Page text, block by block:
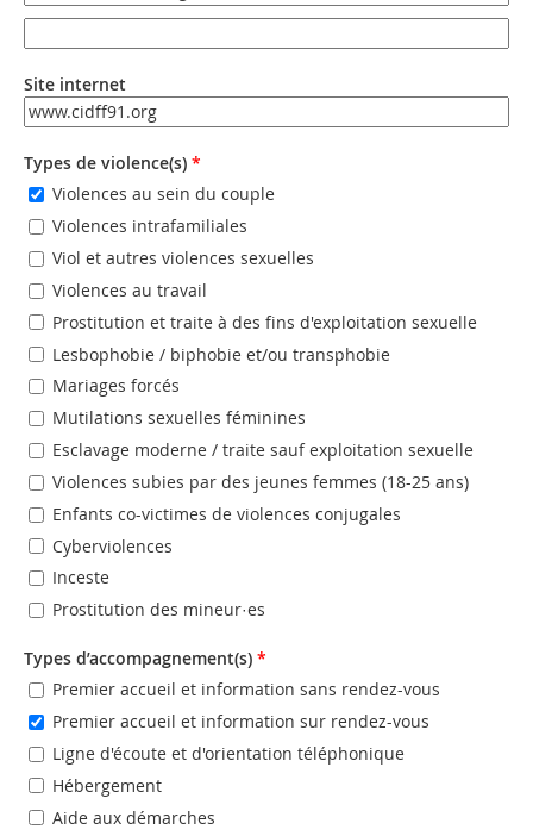
Site internet
URL
Types de violence(s) *
Violences au sein du couple
Violences intrafamiliales
Viol et autres violences sexuelles
Violences au travail
Prostitution et traite à des fins d'exploitation sexuelle
Lesbophobie / biphobie et/ou transphobie
Mariages forcés
Mutilations sexuelles féminines
Esclavage moderne / traite sauf exploitation sexuelle
Violences subies par des jeunes femmes (18-25 ans)
Enfants co-victimes de violences conjugales
Cyberviolences
Inceste
Prostitution des mineur·es
Types d’accompagnement(s) *
Premier accueil et information sans rendez-vous
Premier accueil et information sur rendez-vous
Ligne d'écoute et d'orientation téléphonique
Hébergement
Aide aux démarches